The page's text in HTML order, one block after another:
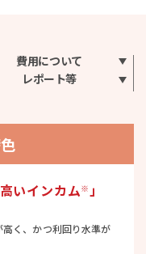
費用について
レポート等
高いインカム※」
く、かつ利回り水準が